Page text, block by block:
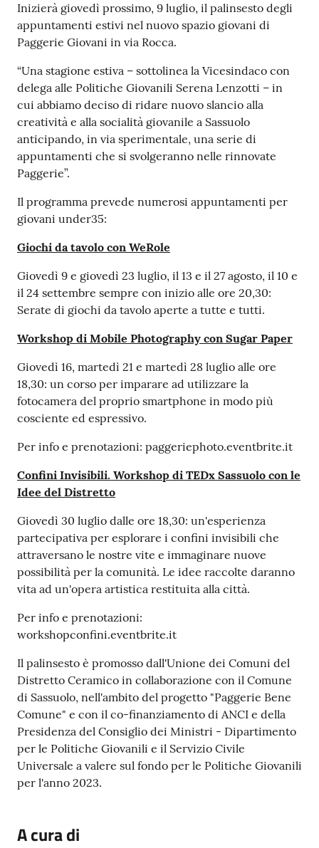
u
o
l
o
Tutti
gli
argomenti...
Seguici
su
Inizierà giovedì prossimo, 9 luglio, il palinsesto degli
appuntamenti estivi nel nuovo spazio giovani di
Paggerie Giovani in via Rocca.
“Una stagione estiva – sottolinea la Vicesindaco con
delega alle Politiche Giovanili Serena Lenzotti – in
cui abbiamo deciso di ridare nuovo slancio alla
creatività e alla socialità giovanile a Sassuolo
anticipando, in via sperimentale, una serie di
appuntamenti che si svolgeranno nelle rinnovate
Paggerie”.
Il programma prevede numerosi appuntamenti per
giovani under35:
Giochi da tavolo con WeRole
Giovedì 9 e giovedì 23 luglio, il 13 e il 27 agosto, il 10 e
il 24 settembre sempre con inizio alle ore 20,30:
Serate di giochi da tavolo aperte a tutte e tutti.
Workshop di Mobile Photography con Sugar Paper
Giovedì 16, martedì 21 e martedì 28 luglio alle ore
18,30: un corso per imparare ad utilizzare la
fotocamera del proprio smartphone in modo più
cosciente ed espressivo.
Per info e prenotazioni: paggeriephoto.eventbrite.it
Confini Invisibili. Workshop di TEDx Sassuolo con le
Idee del Distretto
Giovedì 30 luglio dalle ore 18,30: un'esperienza
partecipativa per esplorare i confini invisibili che
attraversano le nostre vite e immaginare nuove
possibilità per la comunità. Le idee raccolte daranno
vita ad un'opera artistica restituita alla città.
Per info e prenotazioni:
workshopconfini.eventbrite.it
Il palinsesto è promosso dall'Unione dei Comuni del
Distretto Ceramico in collaborazione con il Comune
di Sassuolo, nell'ambito del progetto "Paggerie Bene
Comune" e con il co-finanziamento di ANCI e della
Presidenza del Consiglio dei Ministri - Dipartimento
per le Politiche Giovanili e il Servizio Civile
Universale a valere sul fondo per le Politiche Giovanili
per l'anno 2023.
A cura di